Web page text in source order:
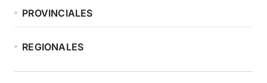
PROVINCIALES
REGIONALES